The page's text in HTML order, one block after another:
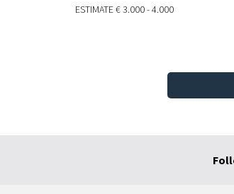
ESTIMATE€ 3.000 - 4.000